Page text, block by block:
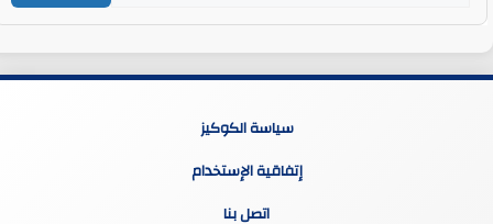
سياسة الكوكيز
إتفاقية الإستخدام
اتصل بنا